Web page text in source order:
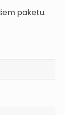
paketu.